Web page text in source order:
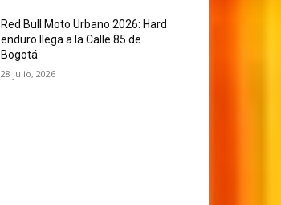
Red Bull Moto Urbano 2026: Hard
enduro llega a la Calle 85 de
Bogotá
28 julio, 2026